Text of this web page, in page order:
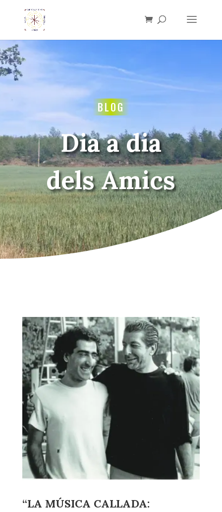
BLOG
Dia a dia
dels Amics
“LA MÚSICA CALLADA: